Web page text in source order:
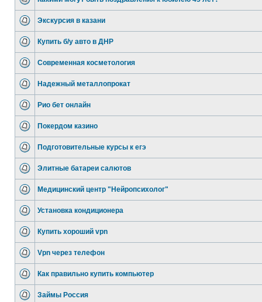
Экскурсия в казани
Купить б/у авто в ДНР
Современная косметология
Надежный металлопрокат
Рио бет онлайн
Покердом казино
Подготовительные курсы к егэ
Элитные батареи салютов
Медицинский центр "Нейропсихолог"
Установка кондиционера
Купить хороший vpn
Vpn через телефон
Как правильно купить компьютер
Займы Россия